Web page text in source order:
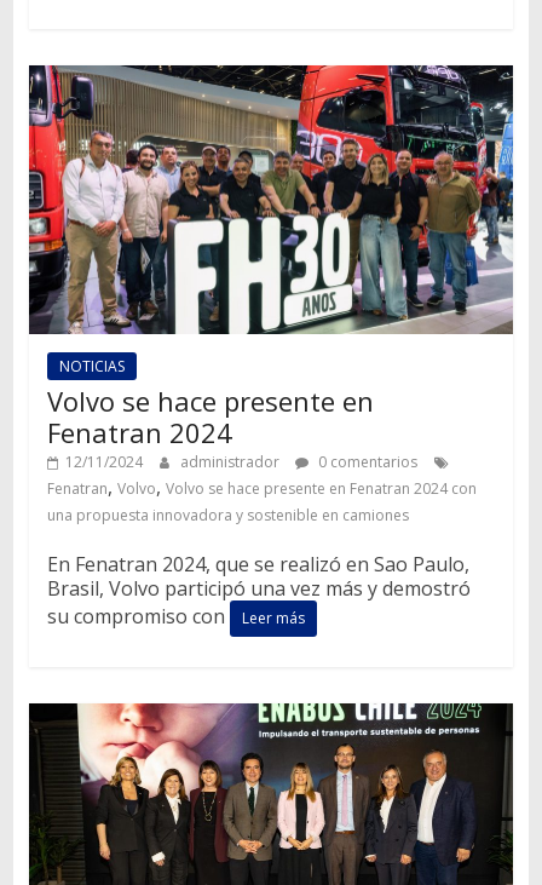
NOTICIAS
Volvo se hace presente en
Fenatran 2024
12/11/2024 administrador
0 comentarios
Fenatran, Volvo, Volvo se hace presente en Fenatran 2024 con
una propuesta innovadora y sostenible en camiones
En Fenatran 2024, que se realizó en Sao Paulo,
Brasil, Volvo participó una vez más y demostró
su compromiso con
Leer más